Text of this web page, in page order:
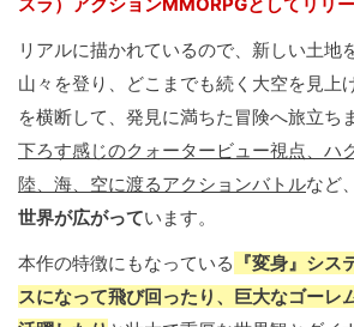
リアルに描かれているので、新しい土地
山々を登り、どこまでも続く大空を見上
を横断して、発見に満ちた冒険へ旅立ち
下ろす感じのクォータービュー視点、ハ
陸、海、空に渡るアクションバトルなど、
世界が広がっています。
本作の特徴にもなっている 『変身』シス
スになって飛び回ったり、巨大なゴーレ